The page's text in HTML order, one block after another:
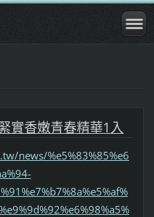
實香嫩青春精華1入
news/%e5%83%85%e6